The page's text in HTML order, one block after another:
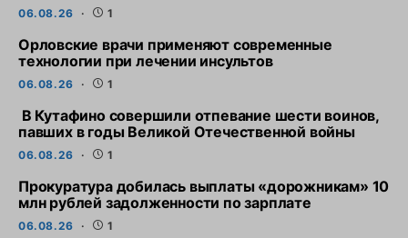
06.08.26 1
Орловские врачи применяют современные
технологии при лечении инсультов
06.08.26 1
В Кутафино совершили отпевание шести воинов,
павших в годы Великой Отечественной войны
06.08.26 1
Прокуратура добилась выплаты «дорожникам» 10
млн рублей задолженности по зарплате
06.08.26 1